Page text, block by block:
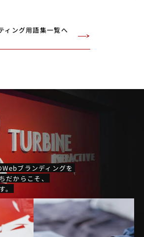
ィング用語集一覧へ
ブランディングを
だからこそ、